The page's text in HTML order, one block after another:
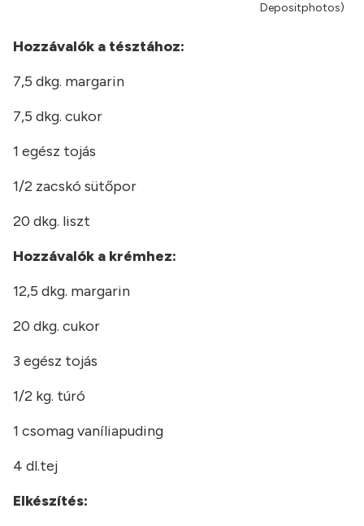
Depositphotos)
Hozzávalók a tésztához:
7,5 dkg. margarin
7,5 dkg. cukor
1 egész tojás
1/2 zacskó sütőpor
20 dkg. liszt
Hozzávalók a krémhez:
12,5 dkg. margarin
20 dkg. cukor
3 egész tojás
1/2 kg. túró
1 csomag vaníliapuding
4 dl.tej
Elkészítés: